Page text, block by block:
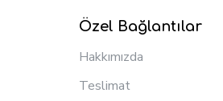
Özel Bağlantılar
Hakkımızda
Teslimat